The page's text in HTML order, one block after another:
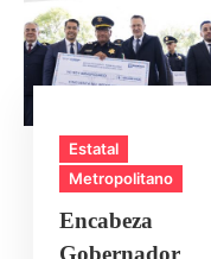
Estatal
Metropolitano
Encabeza